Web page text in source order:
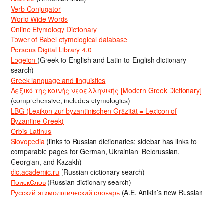
Verb Conjugator
World Wide Words
Online Etymology Dictionary
Tower of Babel etymological database
Perseus Digital Library 4.0
Logeion (Greek-to-English and Latin-to-English dictionary
search)
Greek language and linguistics
Λεξικό της κοινής νεοελληνικής [Modern Greek Dictionary]
(comprehensive; includes etymologies)
LBG (Lexikon zur byzantinischen Gräzität = Lexicon of
Byzantine Greek)
Orbis Latinus
Slovopedia (links to Russian dictionaries; sidebar has links to
comparable pages for German, Ukrainian, Belorussian,
Georgian, and Kazakh)
dic.academic.ru (Russian dictionary search)
ПоискСлов (Russian dictionary search)
Русский этимологический словарь (A.E. Anikin’s new Russian